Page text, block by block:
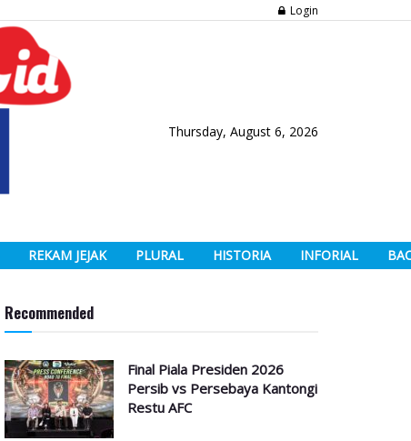
Login
Thursday, August 6, 2026
REKAM JEJAK PLURAL HISTORIA INFORIAL
Recommended
Final Piala Presiden 2026
Persib vs Persebaya Kantongi
Restu AFC